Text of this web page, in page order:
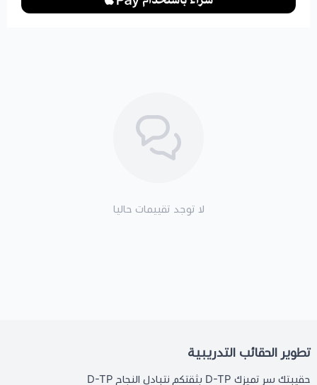
لا توجد تقييمات حاليا
تطوير الحقائب التدريبية
حقيبتك سر تميزك D-TP بثقتكم نتبادل النجاح D-TP